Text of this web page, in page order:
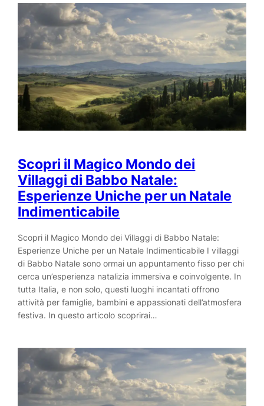
Scopri il Magico Mondo dei
Villaggi di Babbo Natale:
Esperienze Uniche per un Natale
Indimenticabile
Scopri il Magico Mondo dei Villaggi di Babbo Natale:
Esperienze Uniche per un Natale Indimenticabile I villaggi
di Babbo Natale sono ormai un appuntamento fisso per chi
cerca un’esperienza natalizia immersiva e coinvolgente. In
tutta Italia, e non solo, questi luoghi incantati offrono
attività per famiglie, bambini e appassionati dell’atmosfera
festiva. In questo articolo scoprirai…